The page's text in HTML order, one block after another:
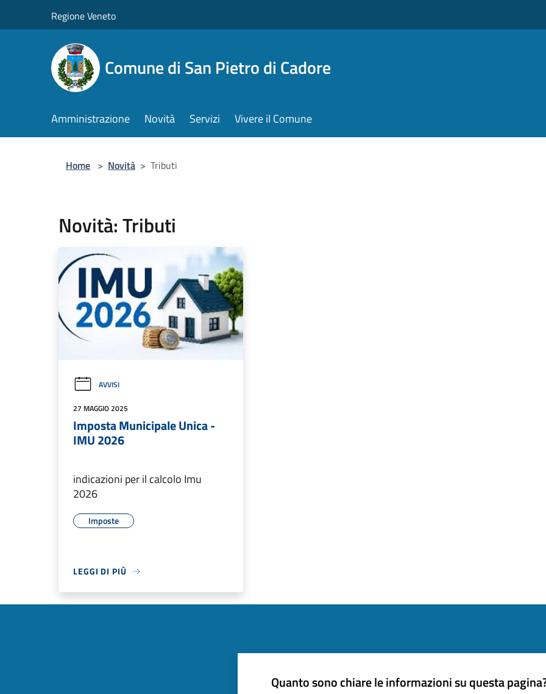
Regione Veneto
Comune di San Pietro di Cadore
Amministrazione Novità Servizi Vivere il Comune
Home > Novità > Tributi
Novità: Tributi
AVVISI
27 MAGGIO 2025
Imposta Municipale Unica -
IMU 2026
indicazioni per il calcolo Imu
2026
Imposte
LEGGI DI PIÙ
Quanto sono chiare le informazioni su questa